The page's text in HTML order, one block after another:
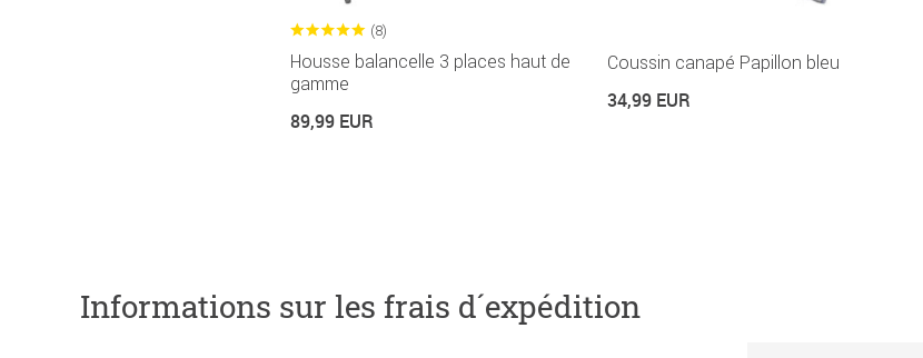
(8)
Housse balancelle 3 places haut de
gamme
89,99 EUR
Coussin canapé Papillon bleu
34,99 EUR
Informations sur les frais d´expédition